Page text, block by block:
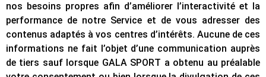
nos besoins propres afin d’améliorer l’interactivité et la
performance de notre Service et de vous adresser des
contenus adaptés à vos centres d’intérêts. Aucune de ces
informations ne fait l’objet d’une communication auprès
de tiers sauf lorsque GALA SPORT a obtenu au préalable